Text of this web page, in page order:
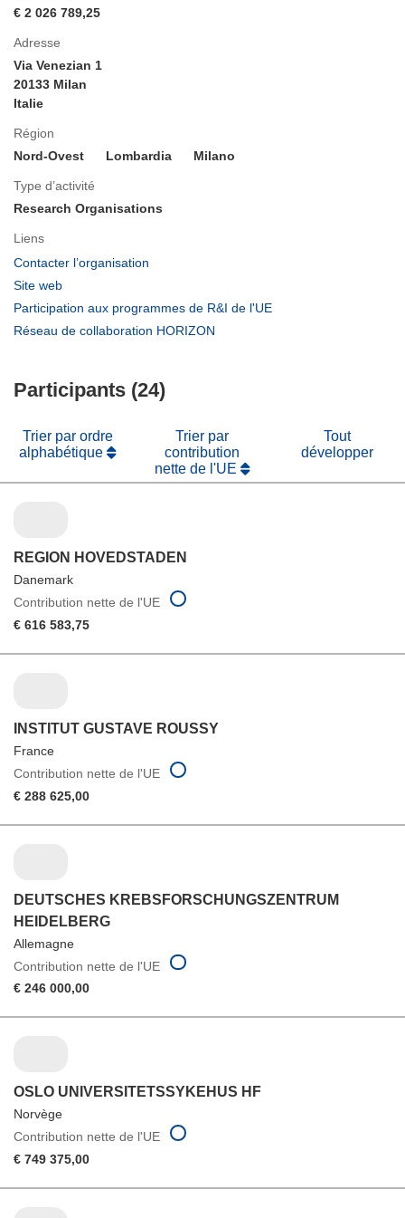
Adresse
Via Venezian 1
20133 Milan
Italie
Région
Nord-Ovest
Lombardia Milano
Type d’activité
Research Organisations
Liens
Contacter l’organisation
fenêtre)
Site web
dans
une
Participation aux programmes de R&I de l'UE
Réseau de collaboration HORIZON
€ 2 026 789,25
Participants (24)
Trier par ordre
alphabétique
Trier par
contribution
nette de l'UE
Tout
développer
REGION HOVEDSTADEN
Danemark
Contribution nette de l'UE
€ 616 583,75
INSTITUT GUSTAVE ROUSSY
France
Contribution nette de l'UE
€ 288 625,00
DEUTSCHES KREBSFORSCHUNGSZENTRUM
HEIDELBERG
Allemagne
Contribution nette de l'UE
€ 246 000,00
OSLO UNIVERSITETSSYKEHUS HF
Norvège
Contribution nette de l'UE
€ 749 375,00